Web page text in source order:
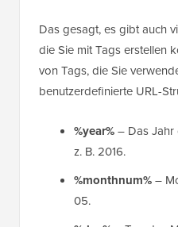
Das gesagt, es gibt auch
die Sie mit Tags erstellen
von Tags, die Sie
benutzerdefinierte URL-
%year%– Das Jahr
z. B. 2016.
%monthnum%–
05.